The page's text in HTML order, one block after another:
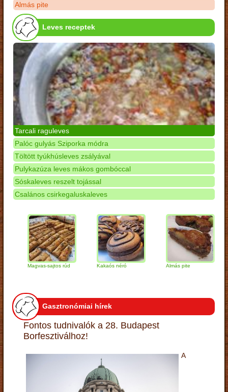
Almás pite
Leves receptek
Tarcali raguleves
Palóc gulyás Sziporka módra
Töltött tyúkhúsleves zsályával
Pulykazúza leves mákos gombóccal
Sóskaleves reszelt tojással
Csalános csirkegaluskaleves
Magvas-sajtos rúd Kakaós néró Almás pite
Gasztronómiai hírek
Fontos tudnivalók a 28. Budapest
Borfesztiválhoz!
A